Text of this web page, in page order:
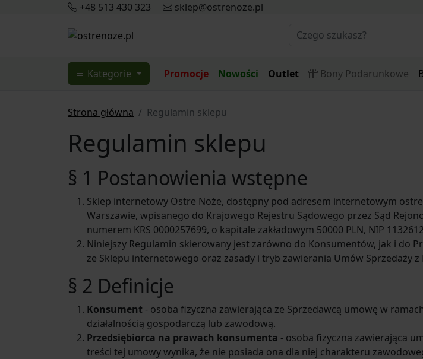
+48 513 430 323 sklep@ostrenoze.pl
Kategorie Promocje Nowości Outlet Bony Podarunkowe
Strona główna Regulamin sklepu
Regulamin sklepu
§ 1 Postanowienia wstępne
Sklep internetowy Ostre Noże, dostępny pod adresem internetowym
Warszawie, wpisanego do Krajowego Rejestru Sądowego przez Sąd
numerem KRS 0000257699, o kapitale zakładowym 50000 PLN, NIP
Niniejszy Regulamin skierowany jest zarówno do Konsumentów, jak i do
ze Sklepu internetowego oraz zasady i tryb zawierania Umów Sprzedaży
§ 2 Definicje
Konsument - osoba fizyczna zawierająca ze Sprzedawcą umowę w
działalnością gospodarczą lub zawodową.
Przedsiębiorca na prawach konsumenta - osoba fizyczna zawierająca
treści tej umowy wynika, że nie posiada ona dla niej charakteru